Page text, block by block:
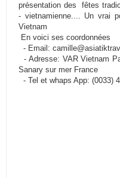
présentation des fêtes
- vietnamienne.... Un vrai
Vietnam
En voici ses coordonnées
- Email:
- Adresse: VAR Vietnam
Sanary sur mer France
- Tel et whaps App: (0033)